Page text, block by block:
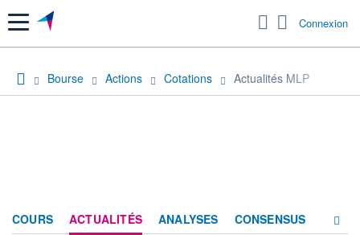
Menu Connexion
Bourse Actions Cotations Actualités MLP
COURS ACTUALITÉS ANALYSES CONSENSUS